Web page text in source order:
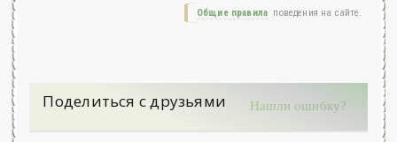
Общие правила поведения на сайте.
Поделиться с друзьями Нашли ошибку?